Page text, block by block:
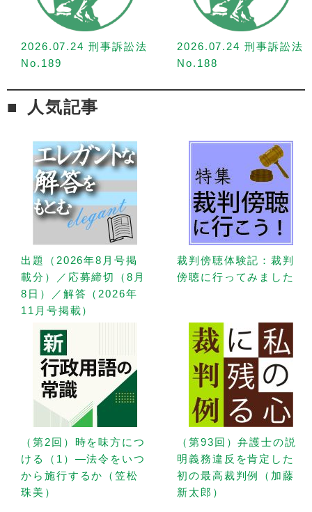
2026.07.24 刑事訴訟法
No.189
2026.07.24 刑事訴訟法
No.188
人気記事
出題（2026年8月号掲
載分）／応募締切（8月
8日）／解答（2026年
11月号掲載）
裁判傍聴体験記：裁判
傍聴に行ってみました
（第2回）時を味方につ
ける（1）—法令をいつ
から施行するか（笠松
珠美）
（第93回）弁護士の説
明義務違反を肯定した
初の最高裁判例（加藤
新太郎）